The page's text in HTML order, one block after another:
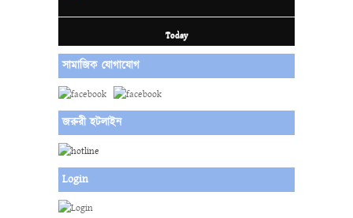
Today
সামাজিক যোগাযোগ
জরুরী হটলাইন
Login